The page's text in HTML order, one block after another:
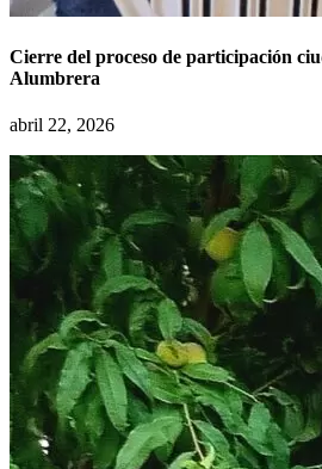
Cierre del proceso de participación
Alumbrera
abril 22, 2026